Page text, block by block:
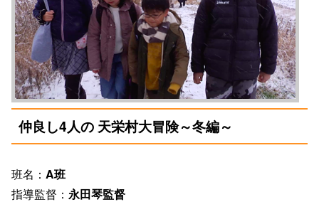
仲良し4人の 天栄村大冒険～冬編～
班名： A班
指導監督： 永田琴監督